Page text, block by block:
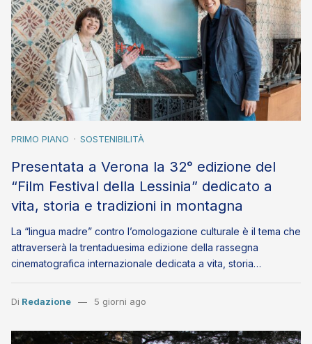
PRIMO PIANO SOSTENIBILITÀ
Presentata a Verona la 32° edizione del
“Film Festival della Lessinia” dedicato a
vita, storia e tradizioni in montagna
La “lingua madre” contro l’omologazione culturale è il tema che
attraverserà la trentaduesima edizione della rassegna
cinematografica internazionale dedicata a vita, storia…
Di Redazione 5 giorni ago